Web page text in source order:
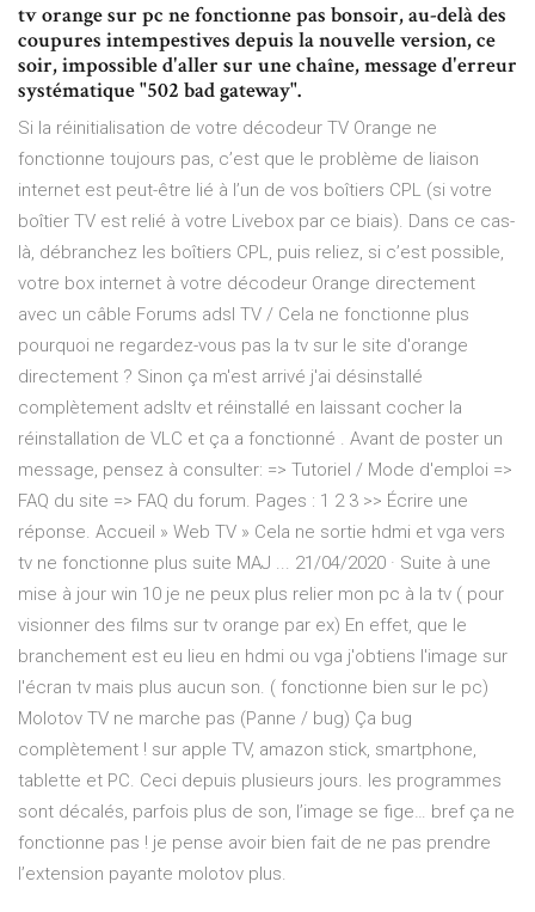
tv orange sur pc ne fonctionne pas bonsoir, au-delà des
coupures intempestives depuis la nouvelle version, ce
soir, impossible d'aller sur une chaîne, message d'erreur
systématique "502 bad gateway".
Si la réinitialisation de votre décodeur TV Orange ne
fonctionne toujours pas, c’est que le problème de liaison
internet est peut-être lié à l’un de vos boîtiers CPL (si votre
boîtier TV est relié à votre Livebox par ce biais). Dans ce cas-
là, débranchez les boîtiers CPL, puis reliez, si c’est possible,
votre box internet à votre décodeur Orange directement
avec un câble Forums adsl TV / Cela ne fonctionne plus
pourquoi ne regardez-vous pas la tv sur le site d'orange
directement ? Sinon ça m'est arrivé j'ai désinstallé
complètement adsltv et réinstallé en laissant cocher la
réinstallation de VLC et ça a fonctionné . Avant de poster un
message, pensez à consulter: => Tutoriel / Mode d'emploi =>
FAQ du site => FAQ du forum. Pages : 1 2 3 >> Écrire une
réponse. Accueil » Web TV » Cela ne sortie hdmi et vga vers
tv ne fonctionne plus suite MAJ ... 21/04/2020 · Suite à une
mise à jour win 10 je ne peux plus relier mon pc à la tv ( pour
visionner des films sur tv orange par ex) En effet, que le
branchement est eu lieu en hdmi ou vga j'obtiens l'image sur
l'écran tv mais plus aucun son. ( fonctionne bien sur le pc)
Molotov TV ne marche pas (Panne / bug) Ça bug
complètement ! sur apple TV, amazon stick, smartphone,
tablette et PC. Ceci depuis plusieurs jours. les programmes
sont décalés, parfois plus de son, l’image se fige… bref ça ne
fonctionne pas ! je pense avoir bien fait de ne pas prendre
l’extension payante molotov plus.